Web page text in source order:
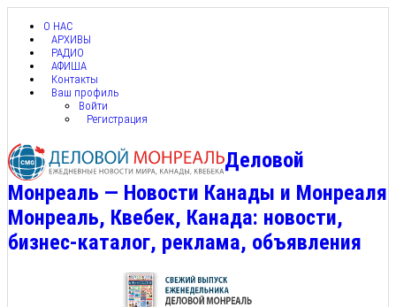
О НАС
АРХИВЫ
РАДИО
АФИША
Контакты
Ваш профиль
Войти
Регистрация
Деловой
Монреаль — Новости Канады и Монреаля
Монреаль, Квебек, Канада: новости,
бизнес-каталог, реклама, объявления